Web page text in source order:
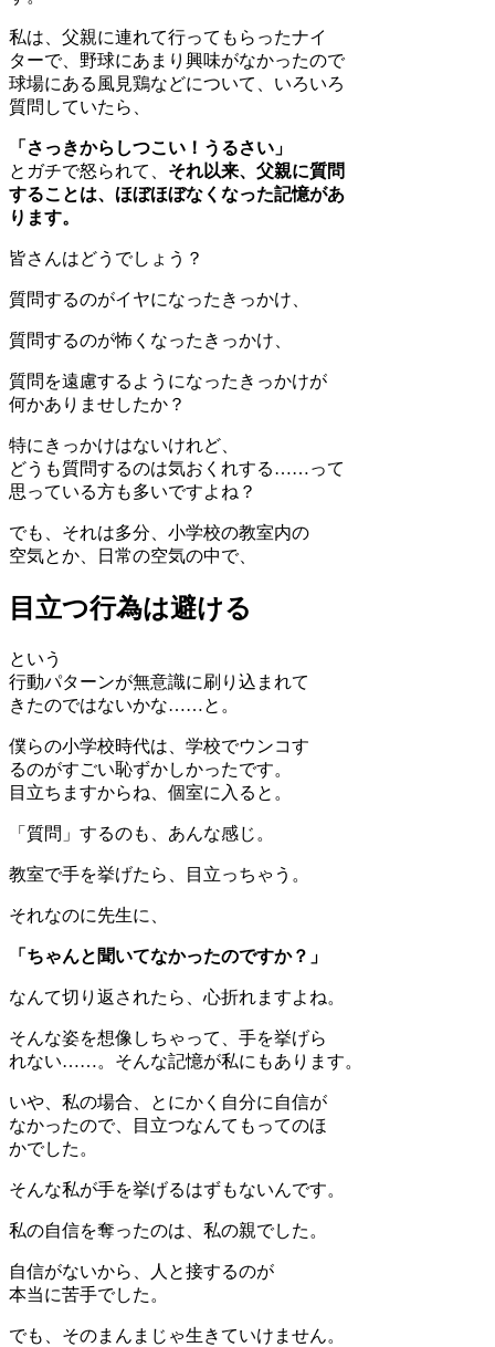
私は、父親に連れて行ってもらったナイ
ターで、野球にあまり興味がなかったので
球場にある風見鶏などについて、いろいろ
質問していたら、
「さっきからしつこい！うるさい」
とガチで怒られて、 それ以来、父親に質問
することは、ほぼほぼなくなった記憶があ
ります。
皆さんはどうでしょう？
質問するのがイヤになったきっかけ、
質問するのが怖くなったきっかけ、
質問を遠慮するようになったきっかけが
何かありませしたか？
特にきっかけはないけれど、
どうも質問するのは気おくれする……って
思っている方も多いですよね？
でも、それは多分、小学校の教室内の
空気とか、日常の空気の中で、
目立つ行為は避ける
という
行動パターンが無意識に刷り込まれて
きたのではないかな……と。
僕らの小学校時代は、学校でウンコす
るのがすごい恥ずかしかったです。
目立ちますからね、個室に入ると。
「質問」するのも、あんな感じ。
教室で手を挙げたら、目立っちゃう。
それなのに先生に、
「ちゃんと聞いてなかったのですか？」
なんて切り返されたら、心折れますよね。
そんな姿を想像しちゃって、手を挙げら
れない……。そんな記憶が私にもあります。
いや、私の場合、とにかく自分に自信が
なかったので、目立つなんてもってのほ
かでした。
そんな私が手を挙げるはずもないんです。
私の自信を奪ったのは、私の親でした。
自信がないから、人と接するのが
本当に苦手でした。
でも、そのまんまじゃ生きていけません。